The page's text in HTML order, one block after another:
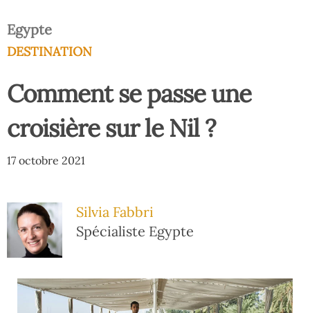
Egypte
DESTINATION
Comment se passe une
croisière sur le Nil ?
17 octobre 2021
Silvia Fabbri
Spécialiste Egypte